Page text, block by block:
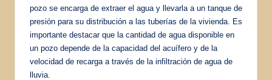
pozo se encarga de extraer el agua y llevarla a un tanque de
presión para su distribución a las tuberías de la vivienda. Es
importante destacar que la cantidad de agua disponible en
un pozo depende de la capacidad del acuífero y de la
velocidad de recarga a través de la infiltración de agua de
lluvia.